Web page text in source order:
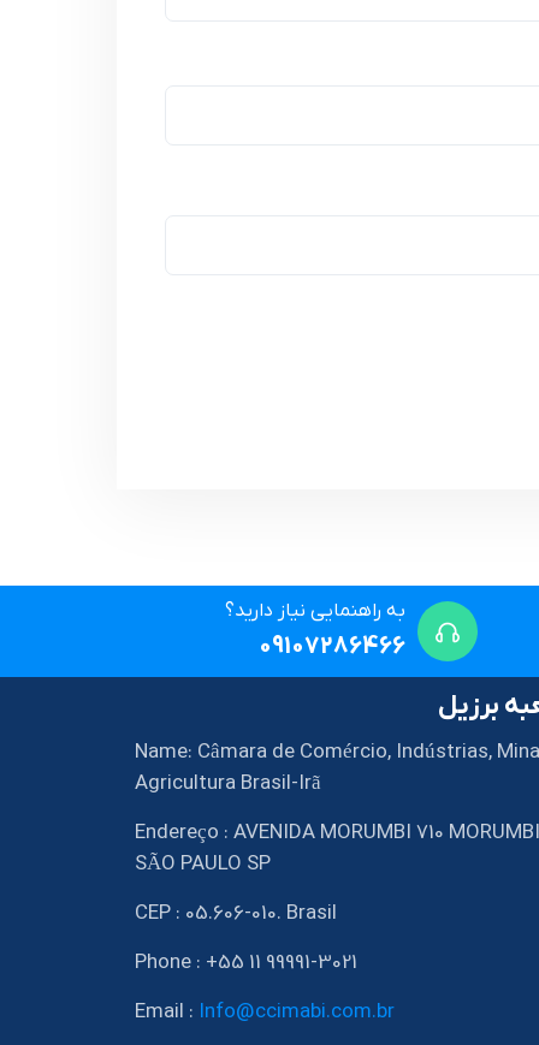
به راهنمایی نیاز دارید؟
09107286466
برزیل
Name: Câmara de Comércio, Indústrias,
Agricultura Brasil-Irã
Endereço : AVENIDA MORUMBI 710
SÃO PAULO SP
CEP : 05.606-010. Brasil
Phone : +55 11 99991-3021
Email : Info@ccimabi.com.br